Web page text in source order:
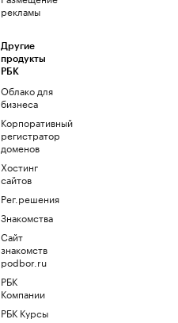
рекламы
Другие
продукты
РБК
Облако для
бизнеса
Корпоративный
регистратор
доменов
Хостинг
сайтов
Рег.решения
Знакомства
Сайт
знакомств
podbor.ru
РБК
Компании
РБК Курсы